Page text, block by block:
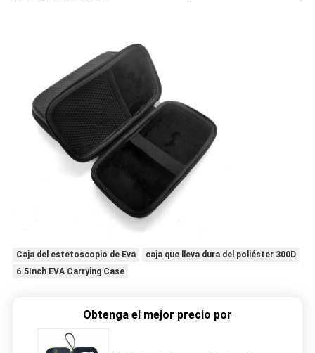
Caja del estetoscopio de Eva
caja que lleva dura del poliéster 300D
6.5Inch EVA Carrying Case
Obtenga el mejor precio por